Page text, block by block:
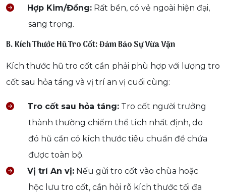
Hợp Kim/Đồng: Rất bền, có vẻ ngoài hiện đại,
sang trọng.
B. Kích Thước Hũ Tro Cốt: Đảm Bảo Sự Vừa Vặn
Kích thước hũ tro cốt cần phải phù hợp với lượng tro
cốt sau hỏa táng và vị trí an vị cuối cùng:
Tro cốt sau hỏa táng: Tro cốt người trưởng
thành thường chiếm thể tích nhất định, do
đó hũ cần có kích thước tiêu chuẩn để chứa
được toàn bộ.
Vị trí An vị: Nếu gửi tro cốt vào chùa hoặc
hộc lưu tro cốt, cần hỏi rõ kích thước tối đa